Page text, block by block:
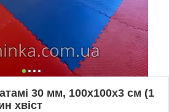
30 мм, 100х100х3 см (1
хвіст